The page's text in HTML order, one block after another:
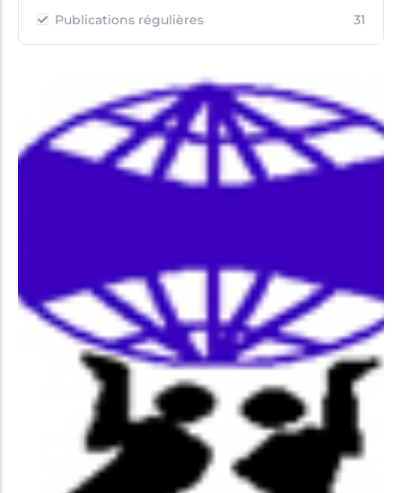
Publications régulières 31